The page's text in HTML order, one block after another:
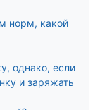
норм, какой
однако, если
и заряжать